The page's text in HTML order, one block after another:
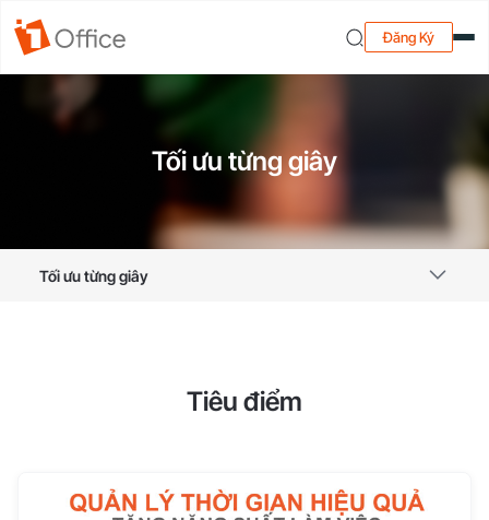
Đăng Ký
Tối ưu từng giây
Tối ưu từng giây
Tiêu điểm